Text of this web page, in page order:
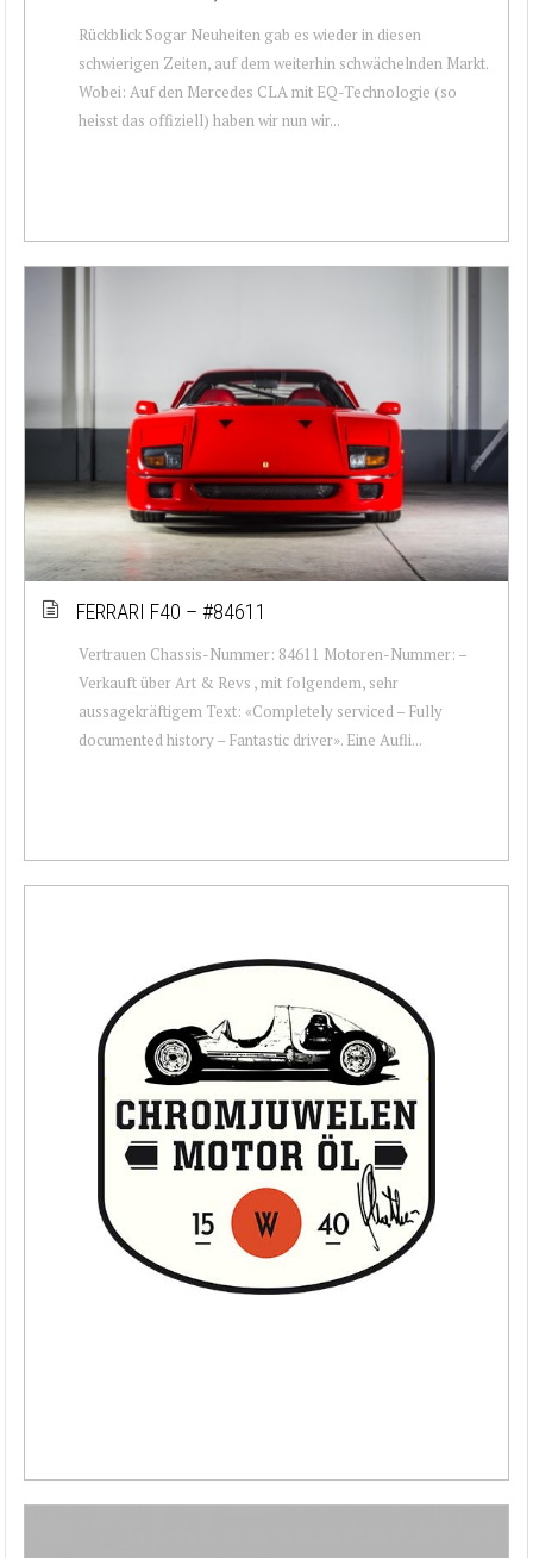
Rückblick Sogar Neuheiten gab es wieder in diesen
schwierigen Zeiten, auf dem weiterhin schwächelnden Markt.
Wobei: Auf den Mercedes CLA mit EQ-Technologie (so
heisst das offiziell) haben wir nun wir...
FERRARI F40 – #84611
Vertrauen Chassis-Nummer: 84611 Motoren-Nummer: –
Verkauft über Art & Revs , mit folgendem, sehr
aussagekräftigem Text: «Completely serviced – Fully
documented history – Fantastic driver». Eine Aufli...